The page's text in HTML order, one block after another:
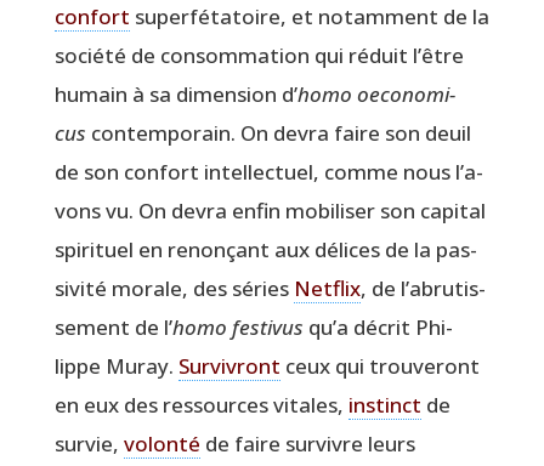
confort super­fé­ta­toire, et notam­ment de la
socié­té de consom­ma­tion qui réduit l’être
humain à sa dimen­sion d’homo oeco­no­mi­
cus contem­po­rain. On devra faire son deuil
de son confort intel­lec­tuel, comme nous l’a­
vons vu. On devra enfin mobi­li­ser son capi­tal
spi­ri­tuel en renon­çant aux délices de la pas­
si­vi­té morale, des séries Net­flix, de l’a­bru­tis­
se­ment de l’homo fes­ti­vus qu’a décrit Phi­
lippe Muray. Sur­vi­vront ceux qui trou­ve­ront
en eux des res­sources vitales, ins­tinct de
sur­vie, volon­té de faire sur­vivre leurs